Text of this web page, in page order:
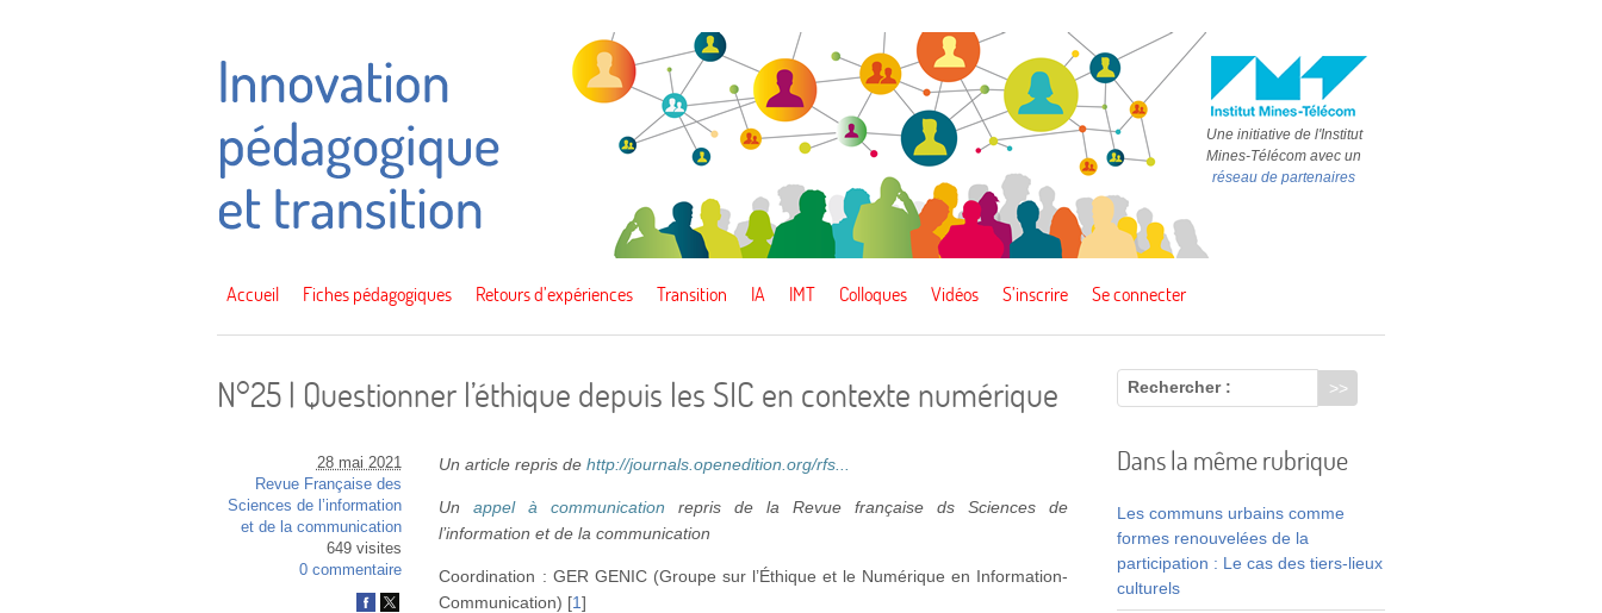
Une initiative de l'Institut
Mines-Télécom avec un
réseau de partenaires
Accueil Fiches pédagogiques Retours d’expériences Transition IA IMT Colloques Vidéos S’inscrire Se connecter
N°25 | Questionner l’éthique depuis les SIC en contexte numérique
28 mai 2021
Revue Française des
Sciences de l’information
et de la communication
649 visites
0 commentaire
Un article repris dehttp://journals.openedition.org/rfs...
Unappel à communication repris de la Revue française ds Sciences de
l’information et de la communication
Coordination : GER GENIC (Groupe sur l’Éthique et le Numérique en Information-
Communication) [1]
Rechercher :
Dans la même rubrique
Les communs urbains comme
formes renouvelées de la
participation : Le cas des tiers-lieux
culturels